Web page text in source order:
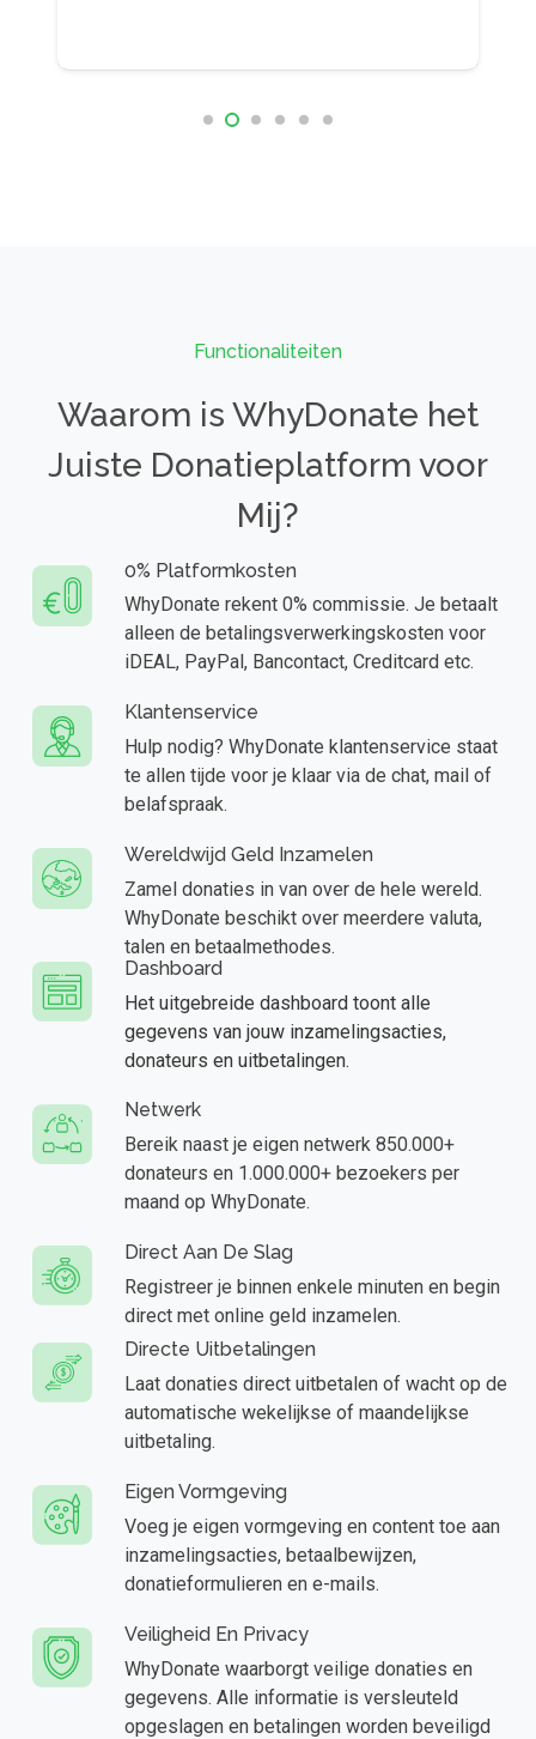
Functionaliteiten
Waarom is WhyDonate het
Juiste Donatieplatform voor
Mij?
0% Platformkosten
WhyDonate rekent 0% commissie. Je betaalt
alleen de betalingsverwerkingskosten voor
iDEAL, PayPal, Bancontact, Creditcard etc.
Klantenservice
Hulp nodig? WhyDonate klantenservice staat
te allen tijde voor je klaar via de chat, mail of
belafspraak.
Wereldwijd Geld Inzamelen
Zamel donaties in van over de hele wereld.
WhyDonate beschikt over meerdere valuta,
talen en betaalmethodes.
Dashboard
Het uitgebreide dashboard toont alle
gegevens van jouw inzamelingsacties,
donateurs en uitbetalingen.
Netwerk
Bereik naast je eigen netwerk 850.000+
donateurs en 1.000.000+ bezoekers per
maand op WhyDonate.
Direct Aan De Slag
Registreer je binnen enkele minuten en begin
direct met online geld inzamelen.
Directe Uitbetalingen
Laat donaties direct uitbetalen of wacht op de
automatische wekelijkse of maandelijkse
uitbetaling.
Eigen Vormgeving
Voeg je eigen vormgeving en content toe aan
inzamelingsacties, betaalbewijzen,
donatieformulieren en e-mails.
Veiligheid En Privacy
WhyDonate waarborgt veilige donaties en
gegevens. Alle informatie is versleuteld
opgeslagen en betalingen worden beveiligd